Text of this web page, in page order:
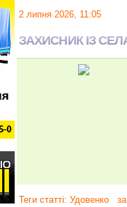
2 липня 2026, 11:05
ЗАХИСНИК ІЗ
Теги статті: Удовенко